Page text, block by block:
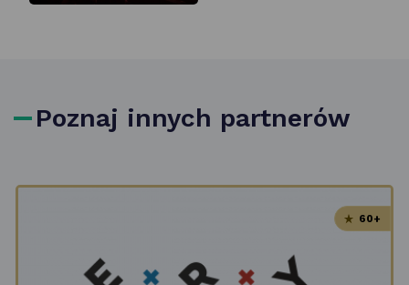
Poznaj innych partnerów
60+